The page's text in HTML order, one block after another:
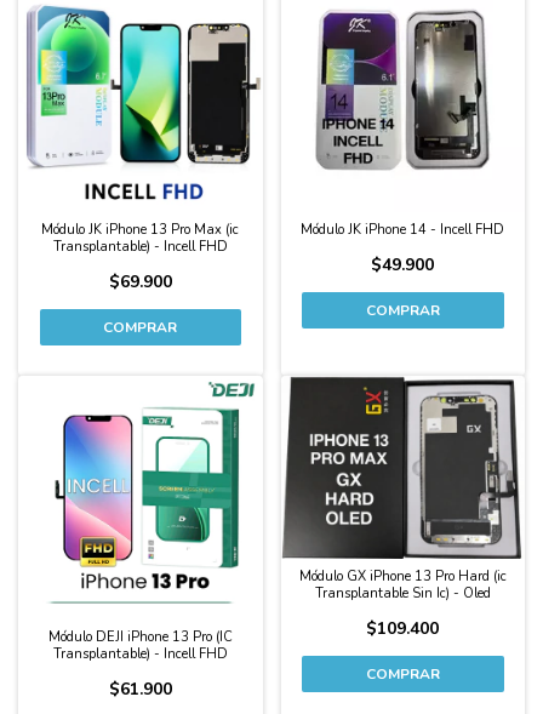
Módulo JK iPhone 13 Pro Max (ic
Transplantable) - Incell FHD
$69.900
Módulo JK iPhone 14 - Incell FHD
$49.900
Módulo DEJI iPhone 13 Pro (IC
Transplantable) - Incell FHD
$61.900
Módulo GX iPhone 13 Pro Hard (ic
Transplantable Sin Ic) - Oled
$109.400